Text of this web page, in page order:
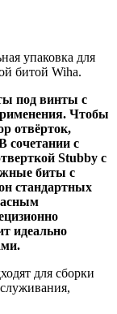
упаковка для
битой Wiha.
под винты с
Чтобы
отвёрток,
сочетании с
Stubby с
биты с
стандартных
идеально
для сборки